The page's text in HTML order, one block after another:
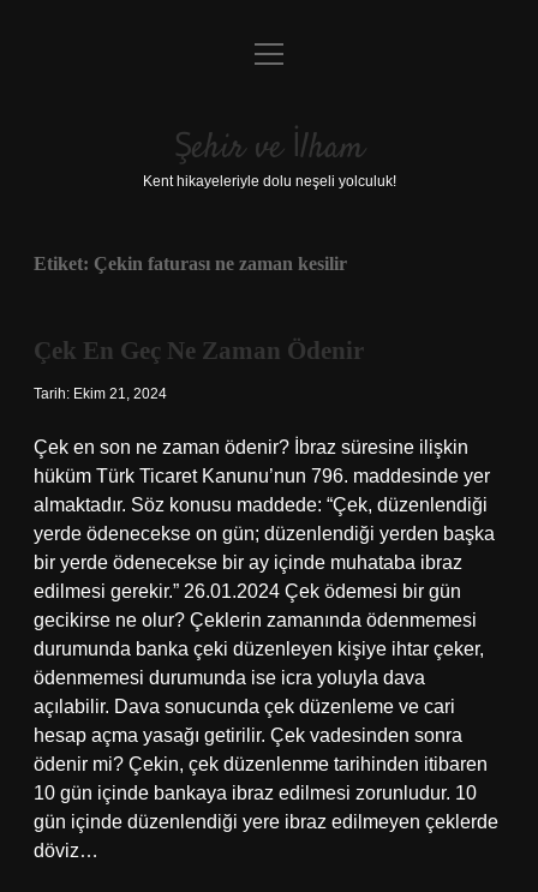
Anasayfa
Yasal Uyarı
menüyü
Şehir ve İlham
Kent hikayeleriyle dolu neşeli yolculuk!
Etiket: Çekin faturası ne zaman kesilir
Çek En Geç Ne Zaman Ödenir
Tarih: Ekim 21, 2024
Çek en son ne zaman ödenir? İbraz süresine ilişkin
hüküm Türk Ticaret Kanunu’nun 796. maddesinde yer
almaktadır. Söz konusu maddede: “Çek, düzenlendiği
yerde ödenecekse on gün; düzenlendiği yerden başka
bir yerde ödenecekse bir ay içinde muhataba ibraz
edilmesi gerekir.” 26.01.2024 Çek ödemesi bir gün
gecikirse ne olur? Çeklerin zamanında ödenmemesi
durumunda banka çeki düzenleyen kişiye ihtar çeker,
ödenmemesi durumunda ise icra yoluyla dava
açılabilir. Dava sonucunda çek düzenleme ve cari
hesap açma yasağı getirilir. Çek vadesinden sonra
ödenir mi? Çekin, çek düzenlenme tarihinden itibaren
10 gün içinde bankaya ibraz edilmesi zorunludur. 10
gün içinde düzenlendiği yere ibraz edilmeyen çeklerde
döviz…